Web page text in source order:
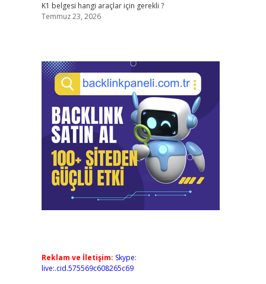
K1 belgesi hangi araçlar için gerekli ?
Temmuz 23, 2026
Reklam ve İletişim: Skype:
live:.cid.575569c608265c69